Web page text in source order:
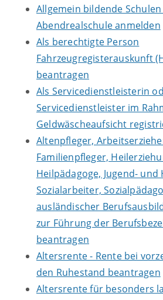
Allgemein bildende
Abendrealschule anmelden
Als berechtigte Person
Fahrzeugregisterauskunft
beantragen
Als Servicedienstleisterin
Servicedienstleister im
Geldwäscheaufsicht
Altenpfleger,
Familienpfleger,
Heilpädagoge, Jugend- und
Sozialarbeiter,
ausländischer
zur Führung der
beantragen
Altersrente - Rente bei
den Ruhestand beantragen
Altersrente für besonders